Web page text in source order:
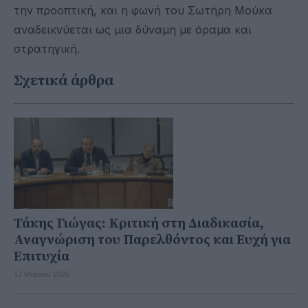
την προοπτική, και η φωνή του Σωτήρη Μούκα
αναδεικνύεται ως μια δύναμη με όραμα και
στρατηγική.
Σχετικά άρθρα
Τάκης Γιώγας: Κριτική στη Διαδικασία,
Αναγνώριση του Παρελθόντος και Ευχή για
Επιτυχία
17 Μαρτίου 2025